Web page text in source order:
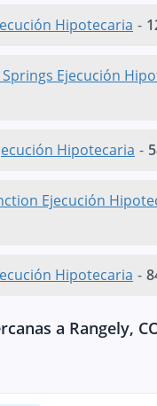
Hipotecaria -
Ejecución
Hipotecaria -
Ejecución
Hipotecaria -
a Rangely,